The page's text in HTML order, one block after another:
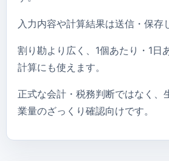
入力内容や計算結果は送信・保存
割り勘より広く、1個あたり・1日
計算にも使えます。
正式な会計・税務判断ではなく、
業量のざっくり確認向けです。